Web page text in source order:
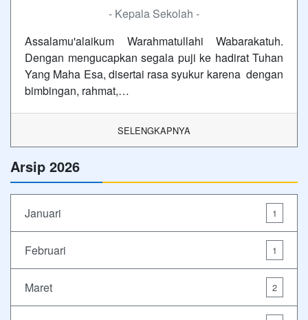
- Kepala Sekolah -
Assalamu'alaikum Warahmatullahi Wabarakatuh.
Dengan mengucapkan segala puji ke hadirat Tuhan
Yang Maha Esa, disertai rasa syukur karena dengan
bimbingan, rahmat,…
SELENGKAPNYA
Arsip 2026
Januari 1
Februari 1
Maret 2